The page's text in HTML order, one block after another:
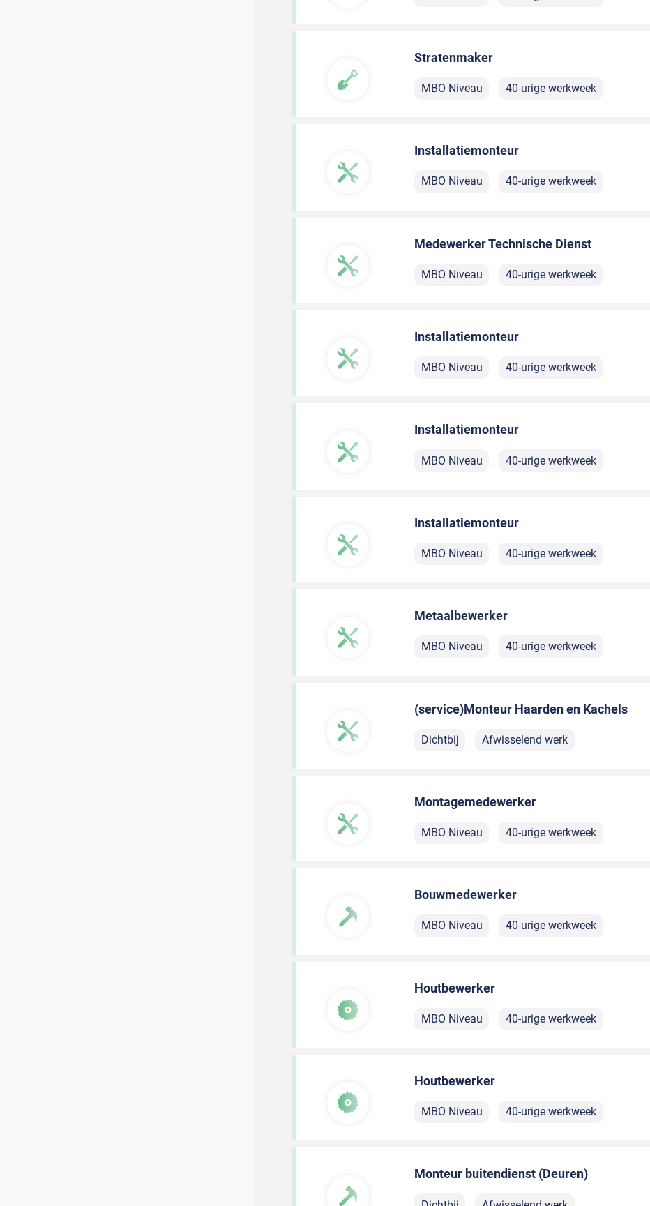
Stratenmaker
MBO Niveau 40-urige werkweek
Installatiemonteur
MBO Niveau 40-urige werkweek
Medewerker Technische Dienst
MBO Niveau 40-urige werkweek
Installatiemonteur
MBO Niveau 40-urige werkweek
Installatiemonteur
MBO Niveau 40-urige werkweek
Installatiemonteur
MBO Niveau 40-urige werkweek
Metaalbewerker
MBO Niveau 40-urige werkweek
(service)Monteur Haarden en Kachels
Dichtbij Afwisselend werk
Montagemedewerker
MBO Niveau 40-urige werkweek
Bouwmedewerker
MBO Niveau 40-urige werkweek
Houtbewerker
MBO Niveau 40-urige werkweek
Houtbewerker
MBO Niveau 40-urige werkweek
Monteur buitendienst (Deuren)